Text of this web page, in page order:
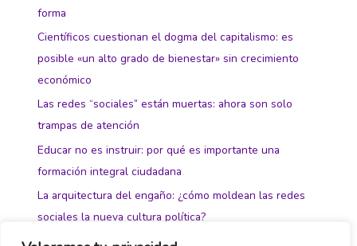
forma
Científicos cuestionan el dogma del capitalismo: es
posible «un alto grado de bienestar» sin crecimiento
económico
Las redes “sociales” están muertas: ahora son solo
trampas de atención
Educar no es instruir: por qué es importante una
formación integral ciudadana
La arquitectura del engaño: ¿cómo moldean las redes
sociales la nueva cultura política?